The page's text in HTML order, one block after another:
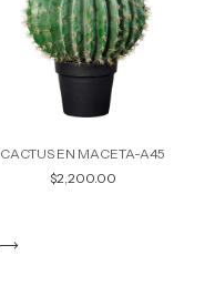
CACTUS EN MACETA-A45
$2,200.00